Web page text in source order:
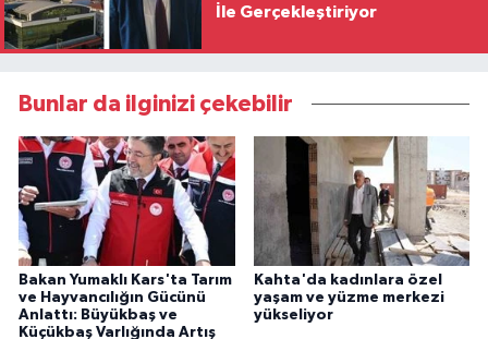
İle Gerçekleştiriyor
Bunlar da ilginizi çekebilir
Bakan Yumaklı Kars'ta Tarım
ve Hayvancılığın Gücünü
Anlattı: Büyükbaş ve
Küçükbaş Varlığında Artış
Kahta'da kadınlara özel
yaşam ve yüzme merkezi
yükseliyor